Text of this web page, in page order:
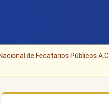
de Fedatarios Públicos A.C.